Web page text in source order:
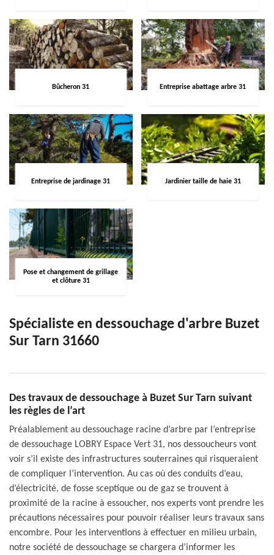
Bûcheron 31 Entreprise abattage arbre 31
Entreprise de jardinage 31 Jardinier taille de haie 31
Pose et changement de grillage
et clôture 31
Spécialiste en dessouchage d'arbre Buzet
Sur Tarn 31660
Des travaux de dessouchage à Buzet Sur Tarn suivant
les règles de l’art
Préalablement au dessouchage racine d’arbre par l’entreprise
de dessouchage LOBRY Espace Vert 31, nos dessoucheurs vont
voir s’il existe des infrastructures souterraines qui risqueraient
de compliquer l’intervention. Au cas où des conduits d’eau,
d’électricité, de fosse sceptique ou de gaz se trouvent à
proximité de la racine à essoucher, nos experts vont prendre les
précautions nécessaires pour pouvoir réaliser leurs travaux sans
encombre. Pour les interventions à effectuer en milieu urbain,
notre société de dessouchage se chargera d’informer les